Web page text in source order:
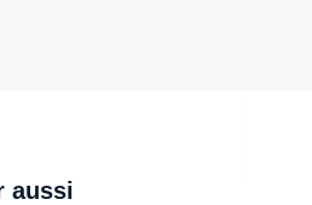
aussi